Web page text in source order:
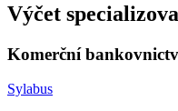
Výčet
Komerční
Sylabus